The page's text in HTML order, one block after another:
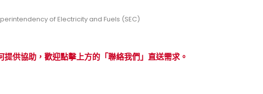
of Electricity and Fuels (SEC)
提供協助，歡迎點擊上方的「聯絡我們」直送需求。